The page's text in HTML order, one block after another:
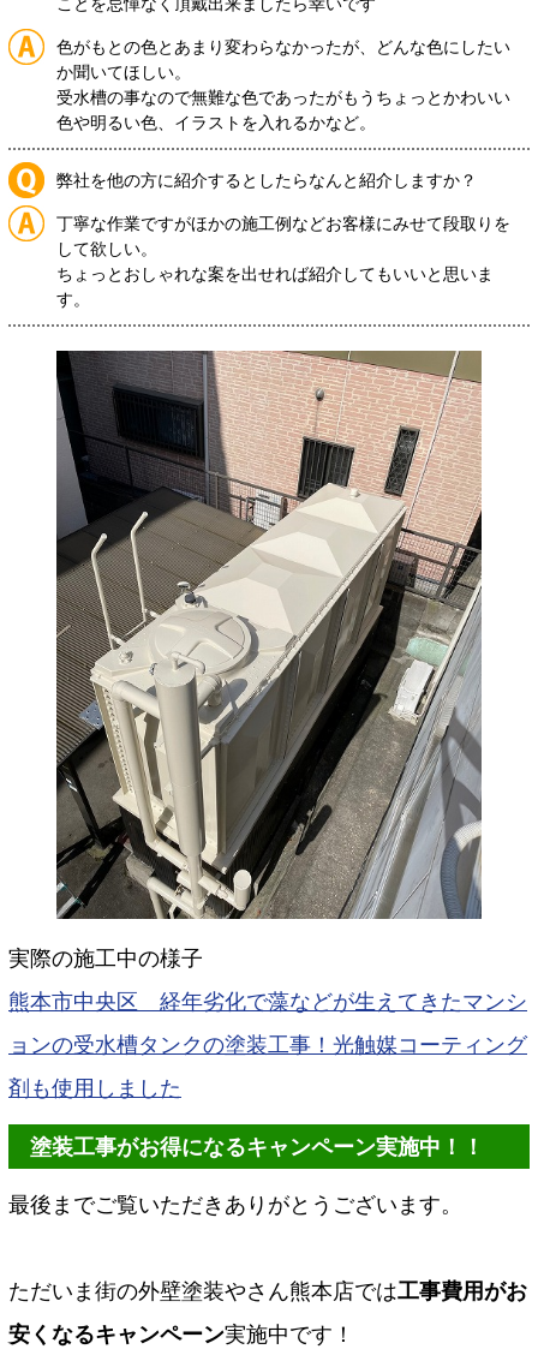
ことを忌憚なく頂戴出来ましたら幸いです
色がもとの色とあまり変わらなかったが、どんな色にしたい
か聞いてほしい。
受水槽の事なので無難な色であったがもうちょっとかわいい
色や明るい色、イラストを入れるかなど。
弊社を他の方に紹介するとしたらなんと紹介しますか？
丁寧な作業ですがほかの施工例などお客様にみせて段取りを
して欲しい。
ちょっとおしゃれな案を出せれば紹介してもいいと思いま
す。
実際の施工中の様子
熊本市中央区 経年劣化で藻などが生えてきたマンシ
ョンの受水槽タンクの塗装工事！光触媒コーティング
剤も使用しました
塗装工事がお得になるキャンペーン実施中！！
最後までご覧いただきありがとうございます。
ただいま街の外壁塗装やさん熊本店では工事費用がお
安くなるキャンペーン実施中です！